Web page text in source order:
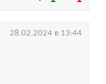
28.02.2024 в 13:44